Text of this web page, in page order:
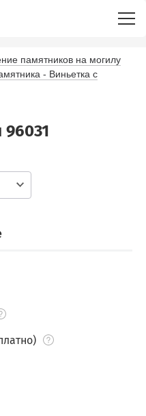
памятников на могилу
- Виньетка с
96031